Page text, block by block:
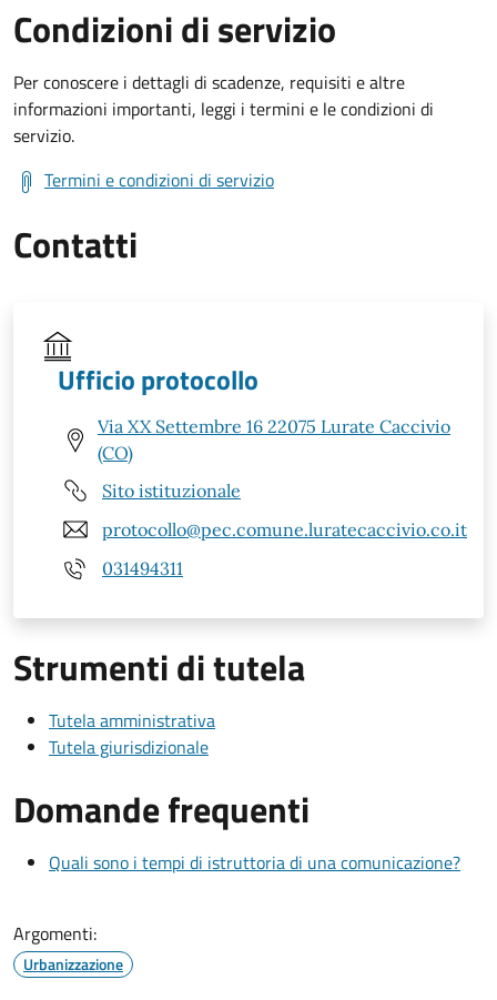
Condizioni di servizio
Per conoscere i dettagli di scadenze, requisiti e altre
informazioni importanti, leggi i termini e le condizioni di
servizio.
Termini e condizioni di servizio
Contatti
Ufficio protocollo
Via XX Settembre 16 22075 Lurate Caccivio
(CO)
Sito istituzionale
protocollo@pec.comune.luratecaccivio.co.it
031494311
Strumenti di tutela
Tutela amministrativa
Tutela giurisdizionale
Domande frequenti
Quali sono i tempi di istruttoria di una comunicazione?
Argomenti:
Urbanizzazione